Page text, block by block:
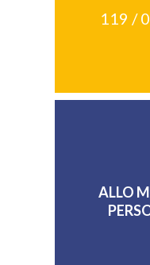
119 /
ALLO